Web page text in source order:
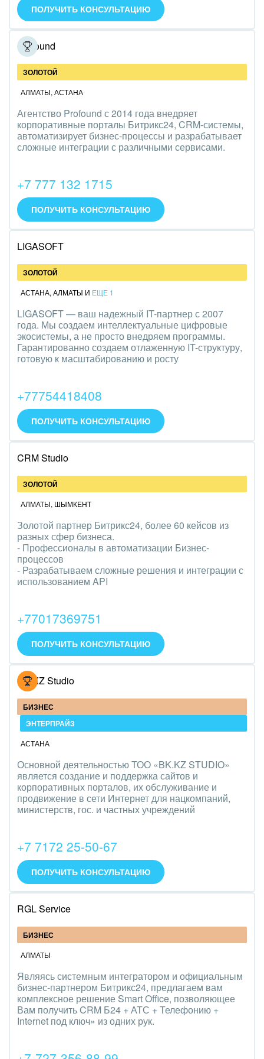
Полиграфия
Ритуальные услуги
Рынки и торговля
Связь и телекоммуникации
Финансы, бухгалтерия, банки
Химия и нефтехимия
Ювелирное дело
Юриспруденция
ПОЛУЧИТЬ КОНСУЛЬТАЦИЮ
Profound
ЗОЛОТОЙ
АЛМАТЫ, АСТАНА
Агентство Profound с 2014 года внедряет
корпоративные порталы Битрикс24, CRM-системы,
автоматизирует бизнес-процессы и разрабатывает
сложные интеграции с различными сервисами.
+7 777 132 1715
ПОЛУЧИТЬ КОНСУЛЬТАЦИЮ
LIGASOFT
ЗОЛОТОЙ
АСТАНА, АЛМАТЫ И ЕЩЕ 1
LIGASOFT — ваш надежный IT-партнер с 2007
года. Мы создаем интеллектуальные цифровые
экосистемы, а не просто внедряем программы.
Гарантированно создаем отлаженную IT-структуру,
готовую к масштабированию и росту
+77754418408
ПОЛУЧИТЬ КОНСУЛЬТАЦИЮ
CRM Studio
ЗОЛОТОЙ
АЛМАТЫ, ШЫМКЕНТ
Золотой партнер Битрикс24, более 60 кейсов из
разных сфер бизнеса.
- Профессионалы в автоматизации Бизнес-
процессов
- Разрабатываем сложные решения и интеграции с
использованием API
+77017369751
ПОЛУЧИТЬ КОНСУЛЬТАЦИЮ
BK.KZ Studio
БИЗНЕС
ЭНТЕРПРАЙЗ
АСТАНА
Основной деятельностью ТОО «BK.KZ STUDIO»
является создание и поддержка сайтов и
корпоративных порталов, их обслуживание и
продвижение в сети Интернет для нацкомпаний,
министерств, гос. и частных учреждений
+7 7172 25-50-67
ПОЛУЧИТЬ КОНСУЛЬТАЦИЮ
RGL Service
БИЗНЕС
АЛМАТЫ
Являясь системным интегратором и официальным
бизнес-партнером Битрикс24, предлагаем вам
комплексное решение Smart Office, позволяющее
Вам получить CRM Б24 + АТС + Телефонию +
Internet под ключ» из одних рук.